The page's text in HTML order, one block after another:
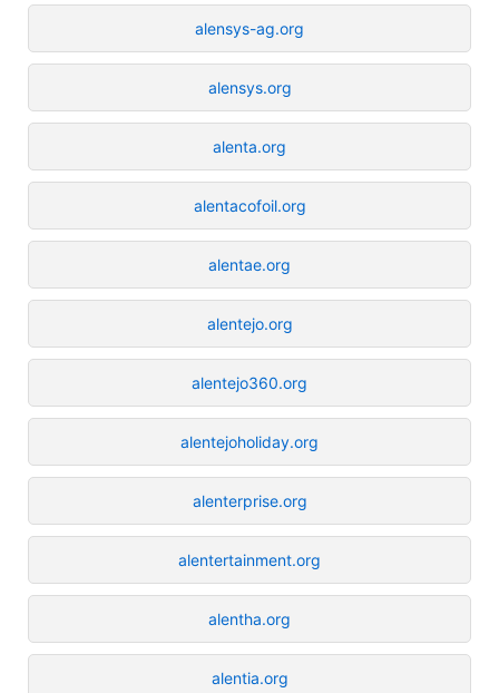
alensys-ag.org
alensys.org
alenta.org
alentacofoil.org
alentae.org
alentejo.org
alentejo360.org
alentejoholiday.org
alenterprise.org
alentertainment.org
alentha.org
alentia.org